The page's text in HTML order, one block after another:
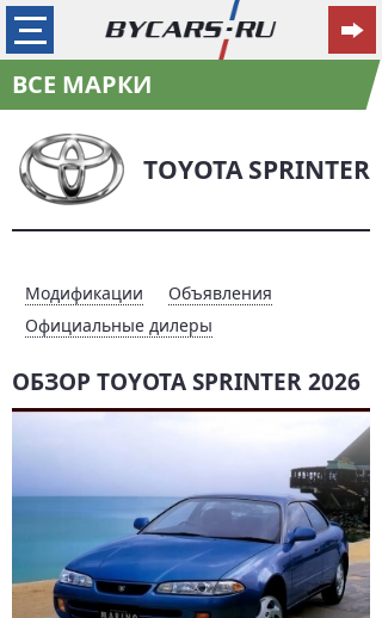
ВСЕ МАРКИ
TOYOTA SPRINTER
Модификации
Объявления
Официальные дилеры
ОБЗОР TOYOTA SPRINTER 2026